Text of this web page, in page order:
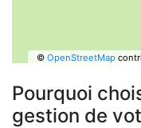
© OpenStreetMap
Pourquoi
gestion de